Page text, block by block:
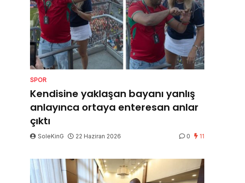
SPOR
Kendisine yaklaşan bayanı yanlış
anlayınca ortaya enteresan anlar
çıktı
SoleKinG 22 Haziran 2026 0 11